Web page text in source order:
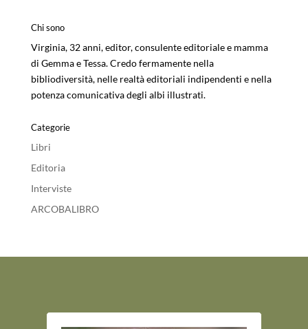
Chi sono
Virginia, 32 anni, editor, consulente editoriale e mamma
di Gemma e Tessa. Credo fermamente nella
bibliodiversità, nelle realtà editoriali indipendenti e nella
potenza comunicativa degli albi illustrati.
Categorie
Libri
Editoria
Interviste
ARCOBALIBRO